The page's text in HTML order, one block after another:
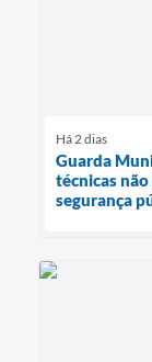
Há 2 dias
Guarda
técnicas
segurança